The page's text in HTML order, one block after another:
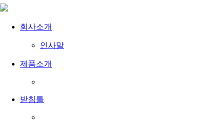
회사소개
인사말
제품소개
받침틀